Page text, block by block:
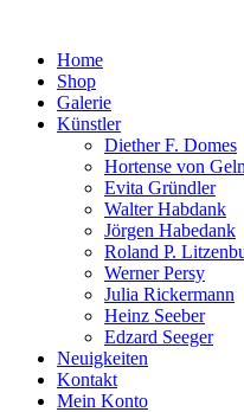
Home
Shop
Galerie
Künstler
Diether F. Domes
Hortense von
Evita Gründler
Walter Habdank
Jörgen Habedank
Roland P.
Werner Persy
Julia Rickermann
Heinz Seeber
Edzard Seeger
Neuigkeiten
Kontakt
Mein Konto